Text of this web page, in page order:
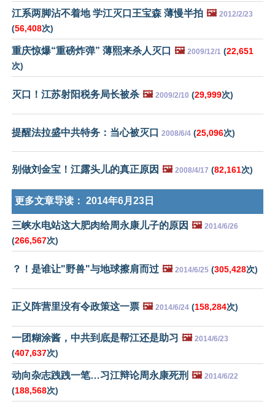
江系两脚沾不着地 学江灭口王宝森 薄慢半拍 🖼️ 2012/2/23
(56,408次)
重庆惊爆“重磅炸弹” 薄熙来杀人灭口 🖼️ 2009/12/1 (22,651
次)
灭口！江苏射阳税务局长被杀 🖼️ 2009/2/10 (29,999次)
提醒法拉盛中共特务：当心被灭口 2008/6/4 (25,096次)
别做刘金宝！江露头儿的真正原因 🖼️ 2008/4/17 (82,161次)
更多文章导读： 2014年6月23日
三峡水电站这大肥肉给周永康儿子的原因 🖼️ 2014/6/26
(266,567次)
？！是谁让"野兽"与地球擦肩而过 🖼️ 2014/6/25 (305,428次)
正义阵营里没有令政策这一票 🖼️ 2014/6/24 (158,284次)
一团糊涂酱，中共到底是帮江还是助习 🖼️ 2014/6/23
(407,637次)
动向杂志跩跩一笔…习江辩论周永康死刑 🖼️ 2014/6/22
(188,568次)